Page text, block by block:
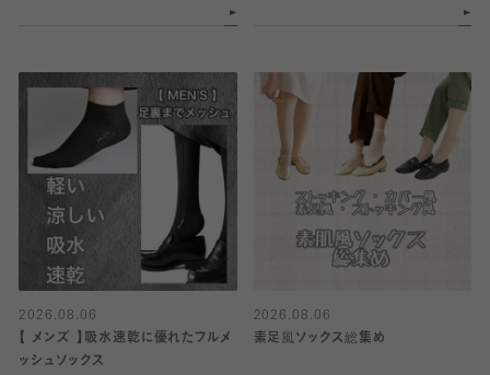
2026.08.06
【 メンズ 】吸水速乾に優れたフルメ
ッシュソックス
2026.08.06
素足風ソックス総集め